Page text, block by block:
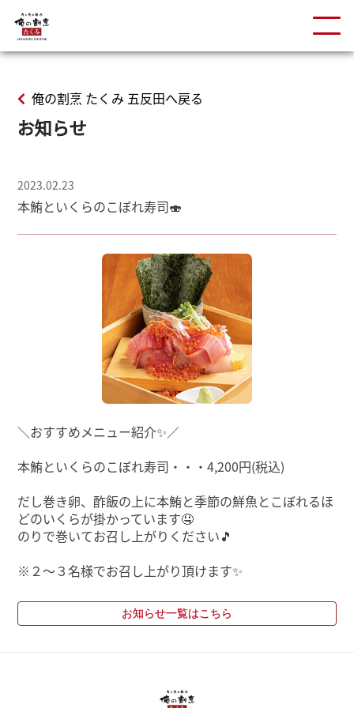
俺の割烹 たくみ 五反田へ戻る
お知らせ
2023.02.23
本鮪といくらのこぼれ寿司🍣
＼おすすめメニュー紹介✨／
本鮪といくらのこぼれ寿司・・・4,200円(税込)
だし巻き卵、酢飯の上に本鮪と季節の鮮魚とこぼれるほ
どのいくらが掛かっています🤤
のりで巻いてお召し上がりください🎵
※２～３名様でお召し上がり頂けます✨
お知らせ一覧はこちら